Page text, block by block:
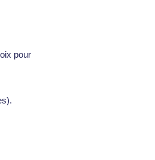
pour